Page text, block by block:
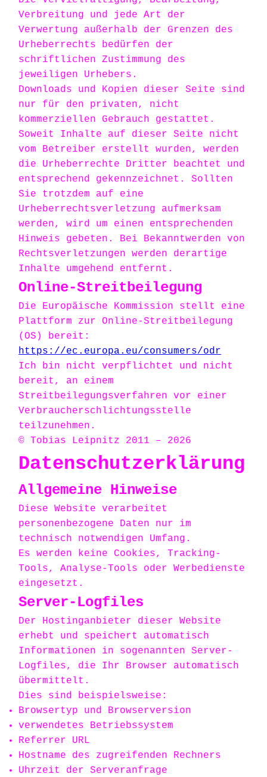
Verbreitung und jede Art der
Verwertung außerhalb der Grenzen des
Urheberrechts bedürfen der
schriftlichen Zustimmung des
jeweiligen Urhebers.
Downloads und Kopien dieser Seite sind
nur für den privaten, nicht
kommerziellen Gebrauch gestattet.
Soweit Inhalte auf dieser Seite nicht
vom Betreiber erstellt wurden, werden
die Urheberrechte Dritter beachtet und
entsprechend gekennzeichnet. Sollten
Sie trotzdem auf eine
Urheberrechtsverletzung aufmerksam
werden, wird um einen entsprechenden
Hinweis gebeten. Bei Bekanntwerden von
Rechtsverletzungen werden derartige
Inhalte umgehend entfernt.
Online-Streitbeilegung
Die Europäische Kommission stellt eine
Plattform zur Online-Streitbeilegung
(OS) bereit:
https://ec.europa.eu/consumers/odr
Ich bin nicht verpflichtet und nicht
bereit, an einem
Streitbeilegungsverfahren vor einer
Verbraucherschlichtungsstelle
teilzunehmen.
© Tobias Leipnitz 2011 – 2026
Datenschutzerklärung
Allgemeine Hinweise
Diese Website verarbeitet
personenbezogene Daten nur im
technisch notwendigen Umfang.
Es werden keine Cookies, Tracking-
Tools, Analyse-Tools oder Werbedienste
eingesetzt.
Server-Logfiles
Der Hostinganbieter dieser Website
erhebt und speichert automatisch
Informationen in sogenannten Server-
Logfiles, die Ihr Browser automatisch
übermittelt.
Dies sind beispielsweise:
Browsertyp und Browserversion
verwendetes Betriebssystem
Referrer URL
Hostname des zugreifenden Rechners
Uhrzeit der Serveranfrage